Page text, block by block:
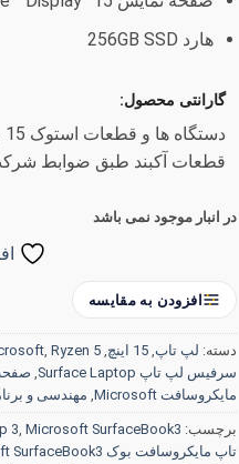
هارد 256GB SSD
گارانتی محصول:
قطعات آکبند طبق ضوابط
در انبار موجود نمی باشد
افزودن به مقایسه
دسته: لپ تاپ, 15 اینچ ,
, Ryzen 5
سرفیس لپ تاپ Surface Laptop
,
مایکروسافت Microsoft
, مهندسی و
برچسب: 3, Microsoft SurfaceBook3
تاپ مایکروسافت بوک Microsoft SurfaceBook3